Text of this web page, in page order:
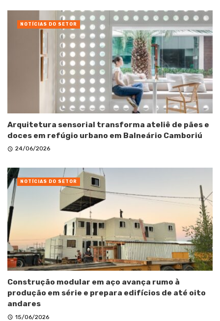
Arquitetura sensorial transforma ateliê de pães e
doces em refúgio urbano em Balneário Camboriú
24/06/2026
NOTÍCIAS DO SETOR
Construção modular em aço avança rumo à
produção em série e prepara edifícios de até oito
andares
15/06/2026
NOTÍCIAS DO SETOR